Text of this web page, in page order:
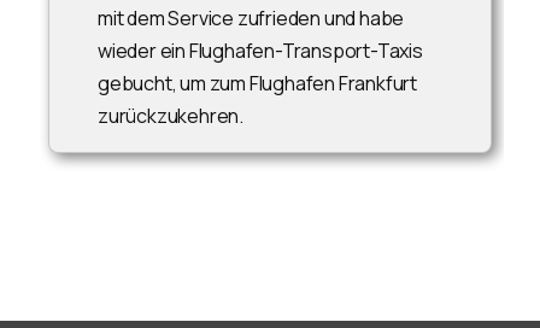
mit dem Service zufrieden und habe
wieder ein Flughafen-Transport-Taxis
gebucht, um zum Flughafen Frankfurt
zurückzukehren.